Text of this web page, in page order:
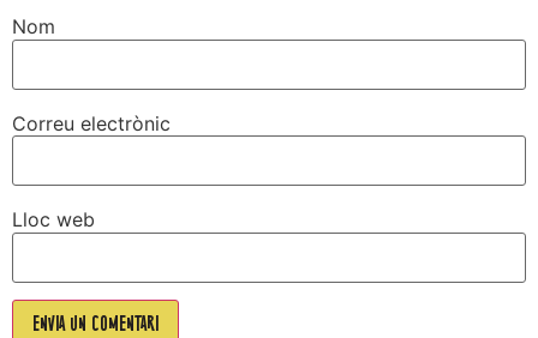
Nom
Correu electrònic
Lloc web